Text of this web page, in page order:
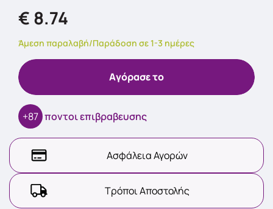
€ 8.74
Άμεση παραλαβή/Παράδοση σε 1-3 ημέρες
Aγόρασε το
+87 ποντοι επιβραβευσης
Ασφάλεια Αγορών
Τρόποι Αποστολής